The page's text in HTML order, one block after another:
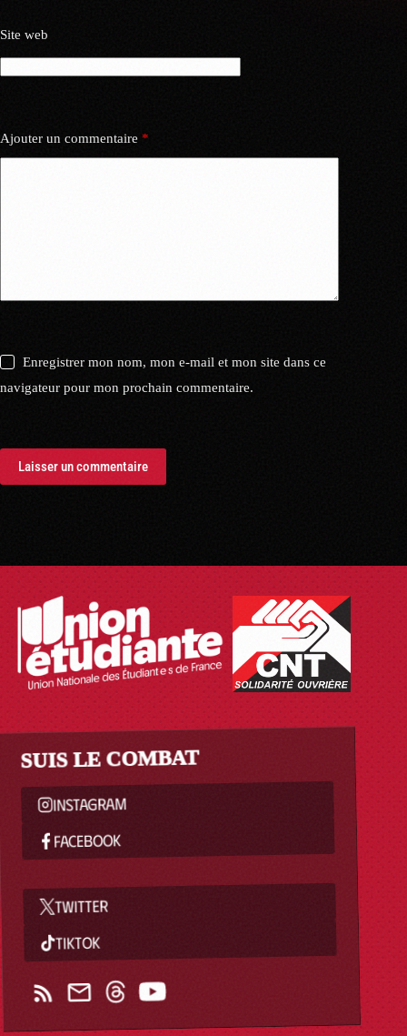
Site web
Ajouter un commentaire *
Enregistrer mon nom, mon e-mail et mon site dans ce
navigateur pour mon prochain commentaire.
Laisser un commentaire
SUIS LE COMBAT
INSTAGRAM
FACEBOOK
TWITTER
TIKTOK